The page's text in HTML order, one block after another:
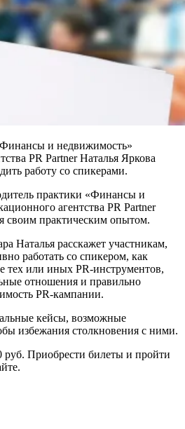
и недвижимость»
PR Partner Наталья Яркова
работу со спикерами.
практики «Финансы и
агентства PR Partner
своим практическим опытом.
Наталья расскажет участникам,
работать со спикером, как
тех или иных PR-инструментов,
отношения и правильно
PR-кампании.
кейсы, возможные
избежания столкновения с ними.
Приобрести билеты и пройти